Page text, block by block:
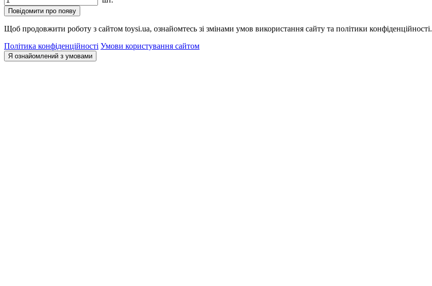
Повідомити про появу
Щоб продовжити роботу з сайтом toysi.ua, ознайомтесь зі змінами умов використання сайту та політики конфіденційності.
Політика конфіденційності Умови користування сайтом
Я ознайомлений з умовами